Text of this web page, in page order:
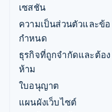
เซสชัน
ความเป็นส่วนตัวและข้อ
กำหนด
ธุรกิจที่ถูกจำกัดและต้อง
ห้าม
ใบอนุญาต
แผนผังเว็บไซต์